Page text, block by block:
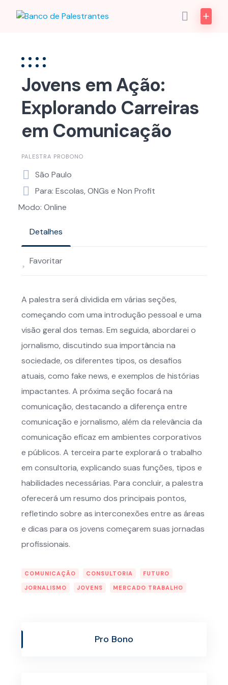
Jovens em Ação:
Explorando Carreiras
em Comunicação
PALESTRA PROBONO
São Paulo
Para: Escolas, ONGs e Non Profit
Modo: Online
Detalhes
Favoritar
A palestra será dividida em várias seções,
começando com uma introdução pessoal e uma
visão geral dos temas. Em seguida, abordarei o
jornalismo, discutindo sua importância na
sociedade, os diferentes tipos, os desafios
atuais, como fake news, e exemplos de histórias
impactantes. A próxima seção focará na
comunicação, destacando a diferença entre
comunicação e jornalismo, além da relevância da
comunicação eficaz em ambientes corporativos
e públicos. A terceira parte explorará o trabalho
em consultoria, explicando suas funções, tipos e
habilidades necessárias. Para concluir, a palestra
oferecerá um resumo dos principais pontos,
refletindo sobre as interconexões entre as áreas
e dicas para os jovens começarem suas jornadas
profissionais.
COMUNICAÇÃO CONSULTORIA
FUTURO
JORNALISMO
JOVENS MERCADO TRABALHO
Pro Bono